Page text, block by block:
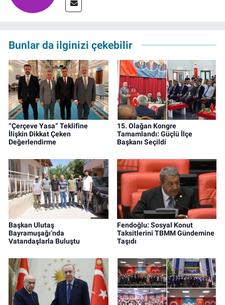
Bunlar da ilginizi çekebilir
“Çerçeve Yasa” Teklifine
İlişkin Dikkat Çeken
Değerlendirme
15. Olağan Kongre
Tamamlandı: Güçlü İlçe
Başkanı Seçildi
Başkan Ulutaş
Bayramuşağı’nda
Vatandaşlarla Buluştu
Fendoğlu: Sosyal Konut
Taksitlerini TBMM Gündemine
Taşıdı